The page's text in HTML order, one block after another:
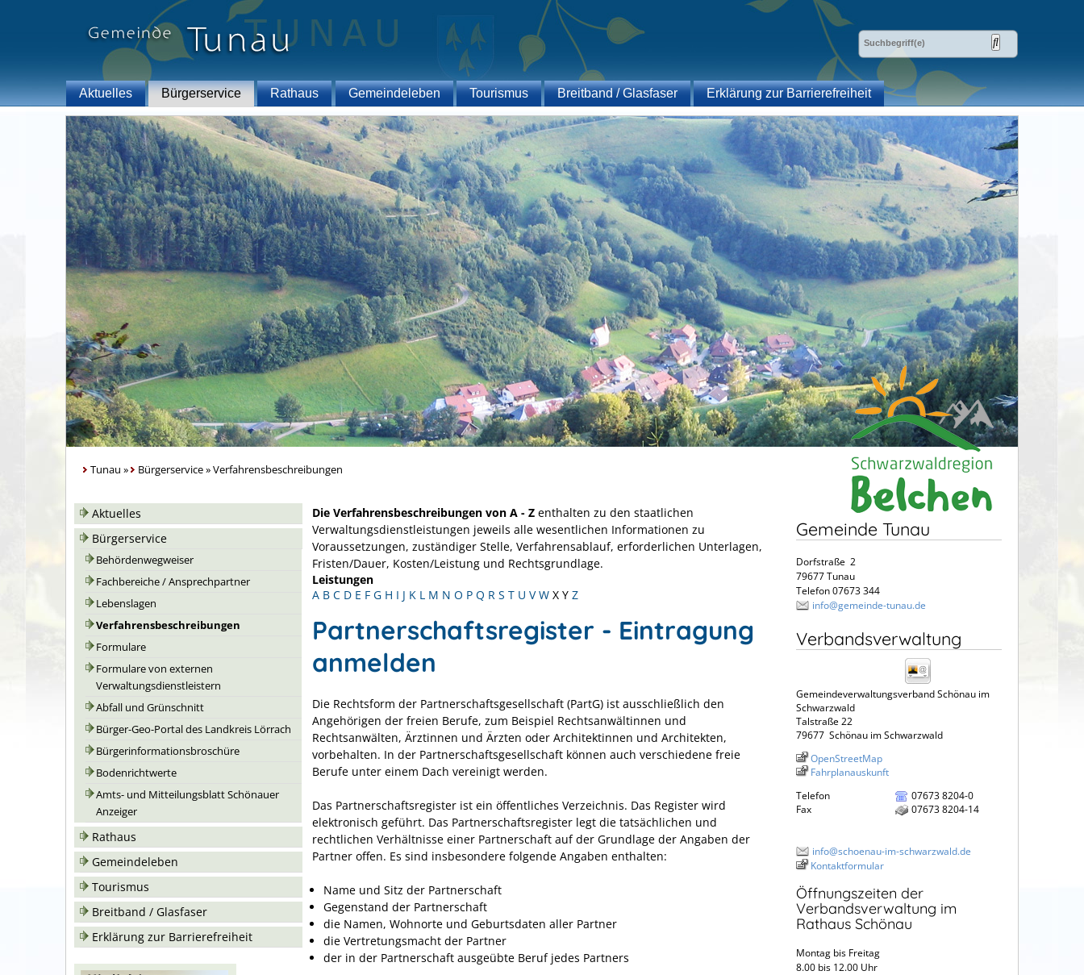
Aktuelles Bürgerservice Rathaus Gemeindeleben Tourismus Breitband / Glasfaser Erklärung zur Barrierefreiheit
Tunau » Bürgerservice»Verfahrensbeschreibungen
Aktuelles
Bürgerservice
Behördenwegweiser
Fachbereiche / Ansprechpartner
Lebenslagen
Verfahrensbeschreibungen
Formulare
Formulare von externen
Verwaltungsdienstleistern
Abfall und Grünschnitt
Bürger-Geo-Portal des Landkreis Lörrach
Bürgerinformationsbroschüre
Bodenrichtwerte
Amts- und Mitteilungsblatt Schönauer
Anzeiger
Rathaus
Gemeindeleben
Tourismus
Breitband / Glasfaser
Erklärung zur Barrierefreiheit
Die Verfahrensbeschreibungen von A - Z enthalten zu den staatlichen
Verwaltungsdienstleistungen jeweils alle wesentlichen Informationen zu
Voraussetzungen, zuständiger Stelle, Verfahrensablauf, erforderlichen Unterlagen,
Fristen/Dauer, Kosten/Leistung und Rechtsgrundlage.
Leistungen
A B C D E F G H I J K L M N O P Q R S T U V W X Y Z
Partnerschaftsregister - Eintragung
anmelden
Die Rechtsform der Partnerschaftsgesellschaft (PartG) ist ausschließlich den
Angehörigen der freien Berufe, zum Beispiel Rechtsanwältinnen und
Rechtsanwälten, Ärztinnen und Ärzten oder Architektinnen und Architekten,
vorbehalten. In der Partnerschaftsgesellschaft können auch verschiedene freie
Berufe unter einem Dach vereinigt werden.
Das Partnerschaftsregister ist ein öffentliches Verzeichnis. Das Register wird
elektronisch geführt. Das Partnerschaftsregister legt die tatsächlichen und
rechtlichen Verhältnisse einer Partnerschaft auf der Grundlage der Angaben der
Partner offen. Es sind insbesondere folgende Angaben enthalten:
Name und Sitz der Partnerschaft
Gegenstand der Partnerschaft
die Namen, Wohnorte und Geburtsdaten aller Partner
die Vertretungsmacht der Partner
der in der Partnerschaft ausgeübte Beruf jedes Partners
Gemeinde Tunau
Dorfstraße 2
79677 Tunau
Telefon 07673 344
info@gemeinde-tunau.de
Verbandsverwaltung
Gemeindeverwaltungsverband Schönau im
Schwarzwald
Talstraße 22
79677 Schönau im Schwarzwald
OpenStreetMap
Fahrplanauskunft
Telefon
07673 8204-0
Fax
07673 8204-14
info@schoenau-im-schwarzwald.de
Kontaktformular
Öffnungszeiten der
Verbandsverwaltung im
Rathaus Schönau
Montag bis Freitag
8.00 bis 12.00 Uhr